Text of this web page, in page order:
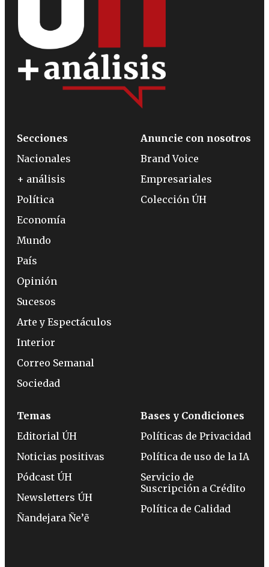
Secciones
Nacionales
+ análisis
Política
Economía
Mundo
País
Opinión
Sucesos
Arte y Espectáculos
Interior
Correo Semanal
Sociedad
Anuncie con nosotros
Brand Voice
Empresariales
Colección ÚH
Temas
Editorial ÚH
Noticias positivas
Pódcast ÚH
Newsletters ÚH
Ñandejara Ñe’ẽ
Bases y Condiciones
Políticas de Privacidad
Política de uso de la IA
Servicio de
Suscripción a Crédito
Política de Calidad